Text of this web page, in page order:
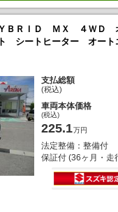
ＢＲＩＤ ＭＸ ４ＷＤ
ト シートヒーター オー
支払総額
(税込)
車両本体価格
(税込)
225.1万円
法定整備：整備付
保証付 (36ヶ月・走